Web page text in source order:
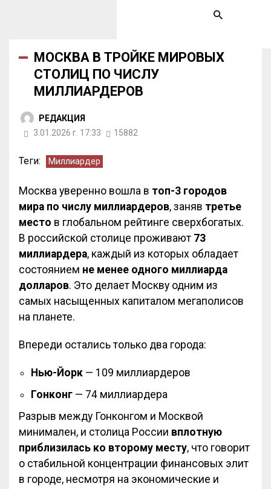
МОСКВА В ТРОЙКЕ МИРОВЫХ
СТОЛИЦ ПО ЧИСЛУ
МИЛЛИАРДЕРОВ
РЕДАКЦИЯ
3.01.2026 г. 17:33
15882
Теги: Миллиардер
Москва уверенно вошла в топ-3 городов
мира по числу миллиардеров, заняв третье
место в глобальном рейтинге сверхбогатых.
В российской столице проживают 73
миллиардера, каждый из которых обладает
состоянием не менее одного миллиарда
долларов. Это делает Москву одним из
самых насыщенных капиталом мегаполисов
на планете.
Впереди остались только два города:
Нью-Йорк — 109 миллиардеров
Гонконг — 74 миллиардера
Разрыв между Гонконгом и Москвой
минимален, и столица России вплотную
приблизилась ко второму месту, что говорит
о стабильной концентрации финансовых элит
в городе, несмотря на экономические и